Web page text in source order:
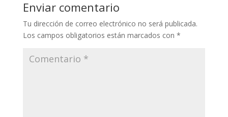
Enviar comentario
Tu dirección de correo electrónico no será publicada.
Los campos obligatorios están marcados con *